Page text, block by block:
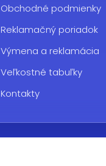
Obchodné podmienky
Reklamačný poriadok
Výmena a reklamácia
Veľkostné tabuľky
Kontakty